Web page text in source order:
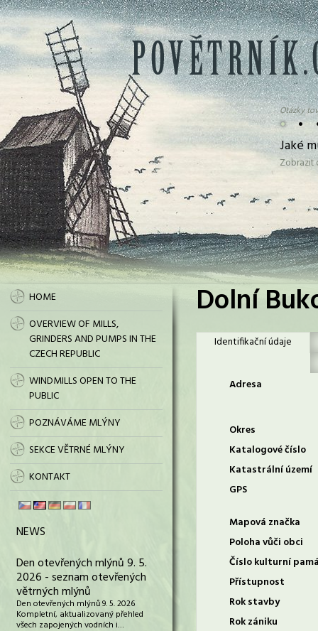
• •
Otázky
Jaké
HOME
OVERVIEW OF MILLS,
GRINDERS AND PUMPS IN THE
CZECH REPUBLIC
WINDMILLS OPEN TO THE
PUBLIC
POZNÁVÁME MLÝNY
SEKCE VĚTRNÉ MLÝNY
KONTAKT
NEWS
Den otevřených mlýnů 9. 5.
2026 - seznam otevřených
větrných mlýnů
Den otevřených mlýnů 9. 5. 2026
Kompletní, aktualizovaný přehled
všech zapojených vodních i…
Dolní
Identifikační údaje
Adresa
Okres
Katalogové číslo
Katastrální území
GPS
Mapová značka
Poloha vůči obci
Číslo kulturní
Přístupnost
Rok stavby
Rok zániku